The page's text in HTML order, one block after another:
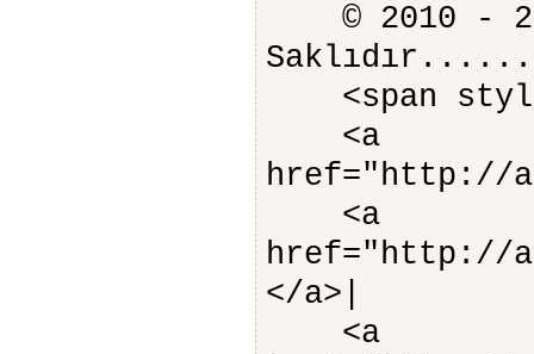
© 2010 -
<span
<a
href="http://
<a
href="http://
</a>|
<a